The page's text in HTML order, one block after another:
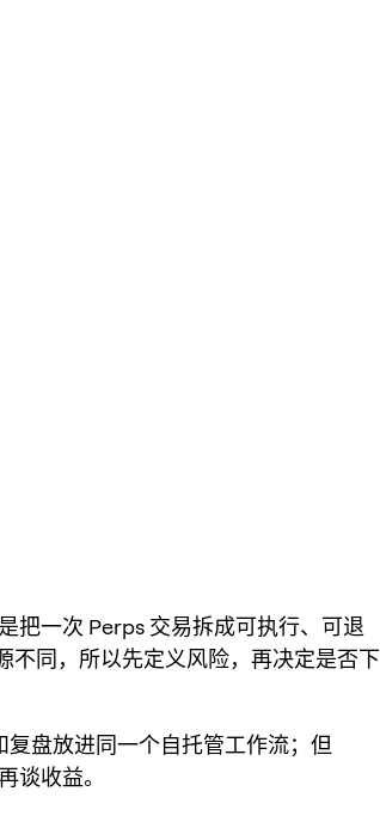
把一次 Perps 交易拆成可执行、可退
不同，所以先定义风险，再决定是否下
盘放进同一个自托管工作流；但
谈收益。